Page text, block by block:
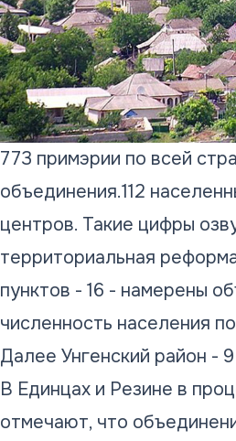
773 примэрии по всей
объединения.112
центров. Такие цифры
территориальная
пунктов - 16 - намерены
численность населения
Далее Унгенский район -
В Единцах и Резине в
отмечают, что